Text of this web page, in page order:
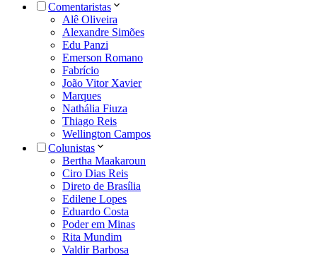
Comentaristas
Alê Oliveira
Alexandre Simões
Edu Panzi
Emerson Romano
Fabrício
João Vitor Xavier
Marques
Nathália Fiuza
Thiago Reis
Wellington Campos
Colunistas
Bertha Maakaroun
Ciro Dias Reis
Direto de Brasília
Edilene Lopes
Eduardo Costa
Poder em Minas
Rita Mundim
Valdir Barbosa